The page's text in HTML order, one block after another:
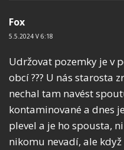
Fox
5.5.2024 V 6:18
Udržovat pozemky je v
obcí ??? U nás starosta
nechal tam navést
kontaminované a dnes
plevel a je ho spousta,
nikomu nevadí, ale